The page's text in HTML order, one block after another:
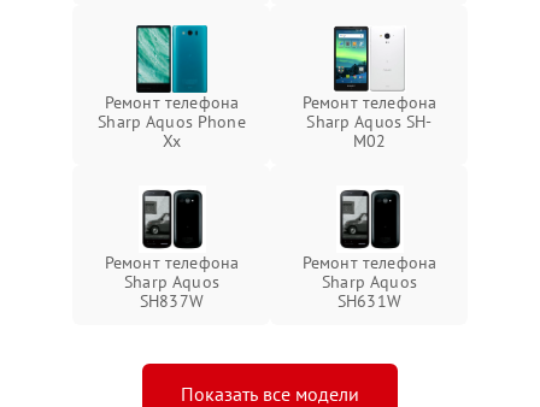
Ремонт телефона
Sharp Aquos Phone
Xx
Ремонт телефона
Sharp Aquos SH-
M02
Ремонт телефона
Sharp Aquos
SH837W
Ремонт телефона
Sharp Aquos
SH631W
Показать все модели